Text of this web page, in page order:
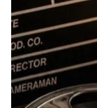
07/carmina-
espana-
Foto
View on Facebook